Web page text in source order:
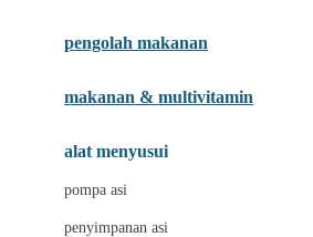
Joolz
pengolah makanan
makanan & multivitamin
alat menyusui
pompa asi
penyimpanan asi